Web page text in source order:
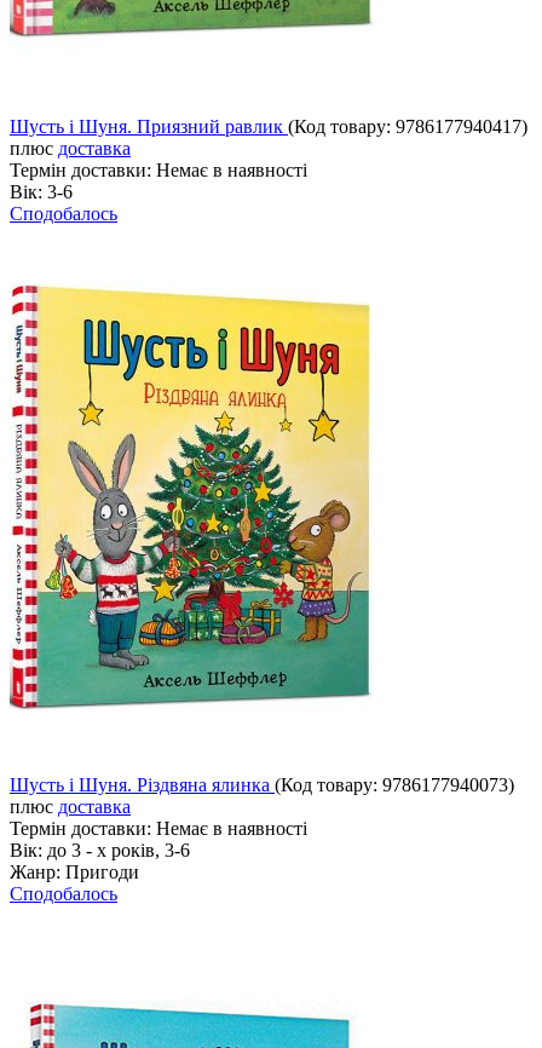
Шусть і Шуня. Приязний равлик (Код товару: 9786177940417)
плюс доставка
Термін доставки: Немає в наявності
Вік: 3-6
Сподобалось
Шусть і Шуня. Різдвяна ялинка (Код товару: 9786177940073)
плюс доставка
Термін доставки: Немає в наявності
Вік: до 3 - х років, 3-6
Жанр: Пригоди
Сподобалось